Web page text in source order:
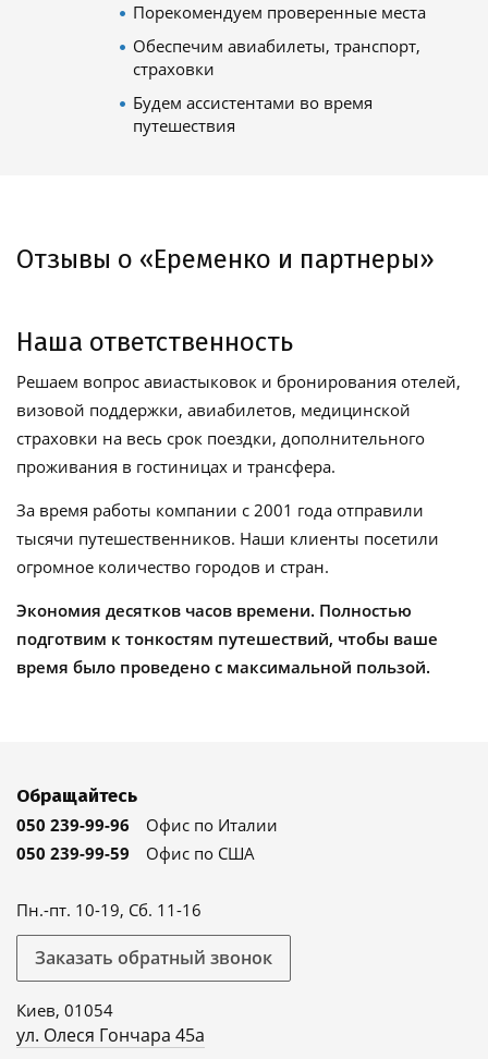
Порекомендуем проверенные места
Обеспечим авиабилеты, транспорт,
страховки
Будем ассистентами во время
путешествия
Отзывы о «Еременко и партнеры»
Наша ответственность
Решаем вопрос авиастыковок и бронирования отелей,
визовой поддержки, авиабилетов, медицинской
страховки на весь срок поездки, дополнительного
проживания в гостиницах и трансфера.
За время работы компании с 2001 года отправили
тысячи путешественников. Наши клиенты посетили
огромное количество городов и стран.
Экономия десятков часов времени. Полностью
подготвим к тонкостям путешествий, чтобы ваше
время было проведено с максимальной пользой.
Обращайтесь
050 239-99-96
Офис по Италии
050 239-99-59
Офис по США
Пн.-пт. 10-19, Сб. 11-16
Заказать обратный звонок
Киев, 01054
ул. Олеся Гончара 45а